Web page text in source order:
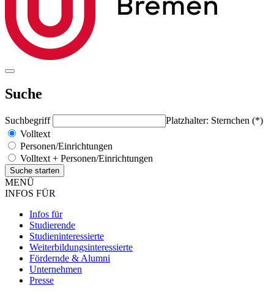
Suche
Suchbegriff
Platzhalter: Sternchen (*)
Volltext
Personen/Einrichtungen
Volltext + Personen/Einrichtungen
MENÜ
INFOS FÜR
Infos für
Studierende
Studieninteressierte
Weiterbildungsinteressierte
Fördernde & Alumni
Unternehmen
Presse